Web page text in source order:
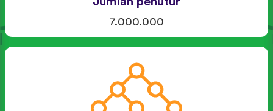
7.000.000